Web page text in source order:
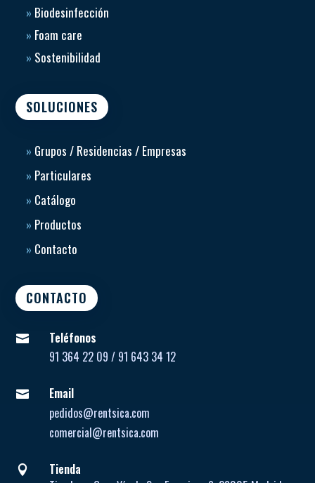
» Biodesinfección
» Foam care
» Sostenibilidad
SOLUCIONES
» Grupos / Residencias / Empresas
» Particulares
» Catálogo
» Productos
» Contacto
CONTACTO

Teléfonos
91 364 22 09 / 91 643 34 12

Email
pedidos@rentsica.com
comercial@rentsica.com

Tienda